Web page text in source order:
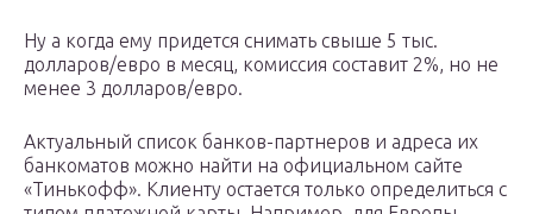
Ну а когда ему придется снимать свыше 5 тыс.
долларов/евро в месяц, комиссия составит 2%, но не
менее 3 долларов/евро.
Актуальный список банков-партнеров и адреса их
банкоматов можно найти на официальном сайте
«Тинькофф». Клиенту остается только определиться с